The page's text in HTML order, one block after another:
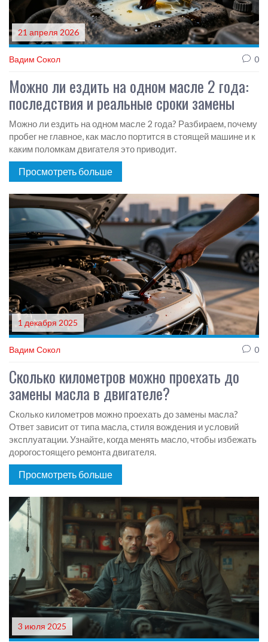
21 апреля 2026
Вадим Сокол 0
Можно ли ездить на одном масле 2 года:
последствия и реальные сроки замены
Можно ли ездить на одном масле 2 года? Разбираем, почему
пробег не главное, как масло портится в стоящей машине и к
каким поломкам двигателя это приводит.
Просмотреть больше
1 декабря 2025
Вадим Сокол 0
Сколько километров можно проехать до
замены масла в двигателе?
Сколько километров можно проехать до замены масла?
Ответ зависит от типа масла, стиля вождения и условий
эксплуатации. Узнайте, когда менять масло, чтобы избежать
дорогостоящего ремонта двигателя.
Просмотреть больше
3 июля 2025